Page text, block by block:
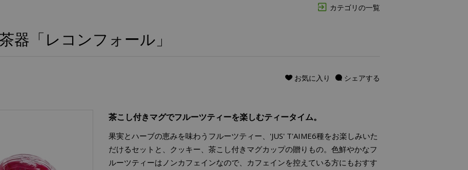
カテゴリの一覧
器「レコンフォール」
シェアする
お気に入り
茶こし付きマグでフルーツティーを楽しむティータイム。
果実とハーブの恵みを味わうフルーツティー、'JUS' T'AIME6種をお楽しみいた
だけるセットと、クッキー、茶こし付きマグカップの贈りもの。色鮮やかなフ
ルーツティーはノンカフェインなので、カフェインを控えている方にもおすす